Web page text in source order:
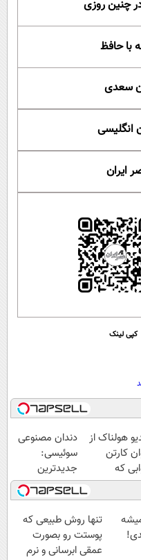
با حافظ
سعدی
انگلیسی
ایران
کپی لینک
هولناک از
کارتن
که
شد.
رایگان
دندان مصنوعی
سوئیسی:
جدیدترین
فناوری اروپا،
سبک و مقاوم |
پرداخت قسطی
تنها روش طبیعی که
پوستت رو بصورت
عمقی ابرسانی و نرم